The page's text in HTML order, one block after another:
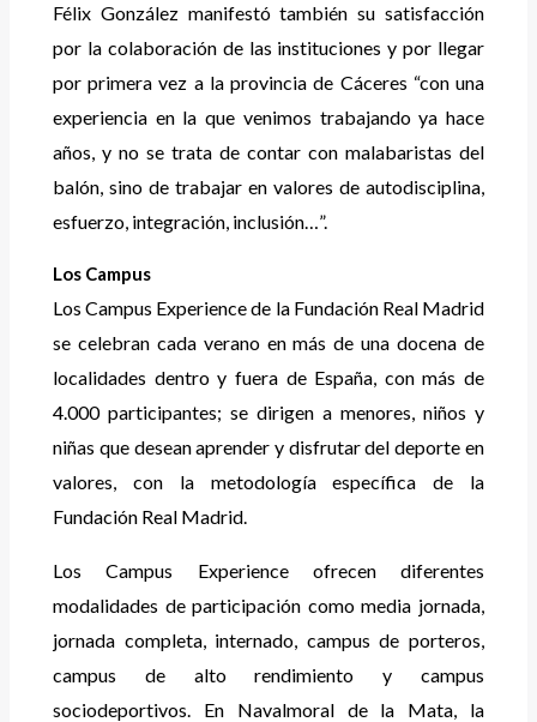
Félix González manifestó también su satisfacción
por la colaboración de las instituciones y por llegar
por primera vez a la provincia de Cáceres “con una
experiencia en la que venimos trabajando ya hace
años, y no se trata de contar con malabaristas del
balón, sino de trabajar en valores de autodisciplina,
esfuerzo, integración, inclusión…”.
Los Campus
Los Campus Experience de la Fundación Real Madrid
se celebran cada verano en más de una docena de
localidades dentro y fuera de España, con más de
4.000 participantes; se dirigen a menores, niños y
niñas que desean aprender y disfrutar del deporte en
valores, con la metodología específica de la
Fundación Real Madrid.
Los Campus Experience ofrecen diferentes
modalidades de participación como media jornada,
jornada completa, internado, campus de porteros,
campus de alto rendimiento y campus
sociodeportivos. En Navalmoral de la Mata, la